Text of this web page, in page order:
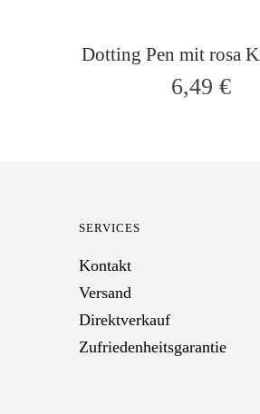
Dotting Pen mit rosa
6,49 €
SERVICES
Kontakt
Versand
Direktverkauf
Zufriedenheitsgarantie